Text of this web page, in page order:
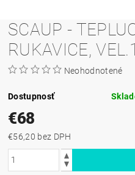
SCAUP -
RUKAVICE,
Neohodnotené
Dostupnosť
€68
€56,20 bez DPH